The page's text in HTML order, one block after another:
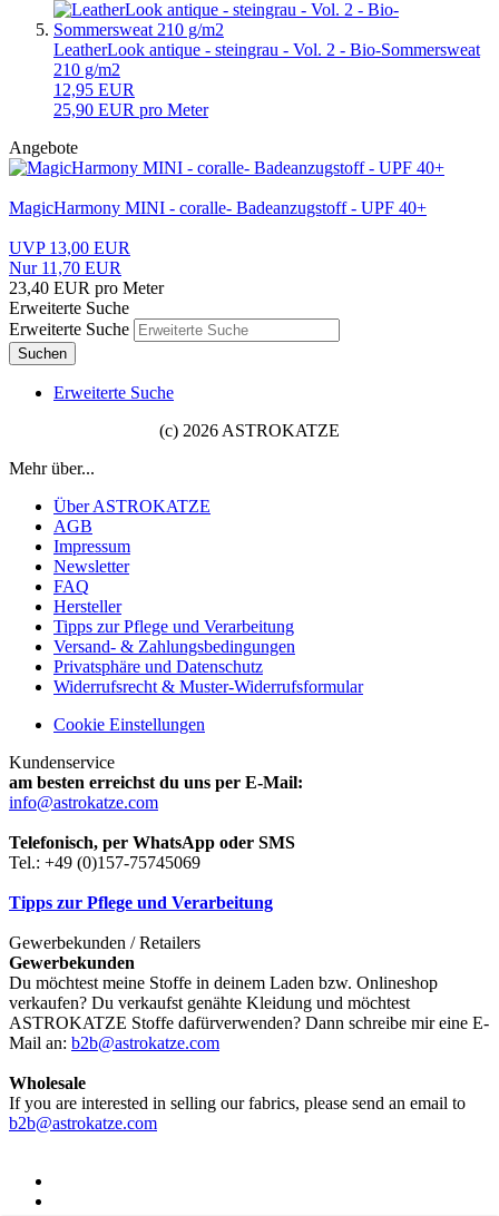
LeatherLook antique - steingrau - Vol. 2 - Bio-Sommersweat
210 g/m2
12,95 EUR
25,90 EUR pro Meter
Angebote
MagicHarmony MINI - coralle- Badeanzugstoff - UPF 40+
UVP 13,00 EUR
Nur 11,70 EUR
23,40 EUR pro Meter
Erweiterte Suche
Erweiterte Suche
Suchen
Erweiterte Suche
(c) 2026 ASTROKATZE
Mehr über...
Über ASTROKATZE
AGB
Impressum
Newsletter
FAQ
Hersteller
Tipps zur Pflege und Verarbeitung
Versand- & Zahlungsbedingungen
Privatsphäre und Datenschutz
Widerrufsrecht & Muster-Widerrufsformular
Cookie Einstellungen
Kundenservice
am besten erreichst du uns per E-Mail:
info@astrokatze.com
Telefonisch, per WhatsApp oder SMS
Tel.: +49 (0)157-75745069
Tipps zur Pflege und Verarbeitung
Gewerbekunden / Retailers
Gewerbekunden
Du möchtest meine Stoffe in deinem Laden bzw. Onlineshop
verkaufen? Du verkaufst genähte Kleidung und möchtest
ASTROKATZE Stoffe dafürverwenden? Dann schreibe mir eine E-
Mail an: b2b@astrokatze.com
Wholesale
If you are interested in selling our fabrics, please send an email to
b2b@astrokatze.com